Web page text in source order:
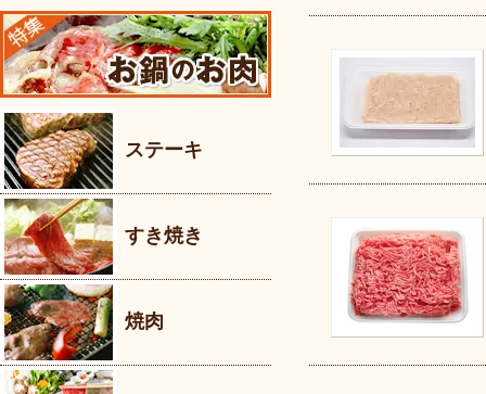
ステーキ
すき焼き
焼肉